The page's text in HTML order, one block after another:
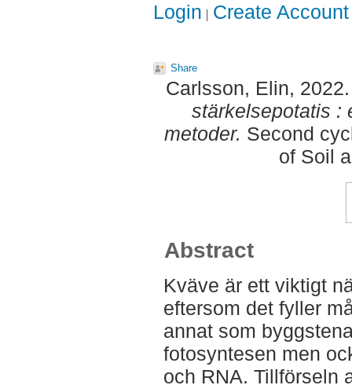
Login Create Account
Share
Carlsson, Elin,
stärkelsepotatis :
metoder. Second
of Soil
Abstract
Kväve är ett viktigt
eftersom det fyller
annat som
fotosyntesen men
och RNA. Tillförseln